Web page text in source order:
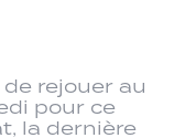
rejouer au
pour ce
la dernière